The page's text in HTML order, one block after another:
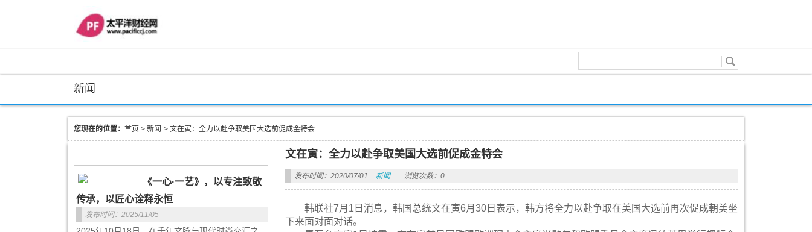
新闻
您现在的位置： 首页 > 新闻 > 文在寅：全力以赴争取美国大选前促成金特会
《一心·一艺》，以专注致敬
传承，以匠心诠释永恒
发布时间：2025/11/05
文在寅：全力以赴争取美国大选前促成金特会
发布时间：2020/07/01 新闻 浏览次数：0
韩联社7月1日消息，韩国总统文在寅6月30日表示，韩方将全力以赴争取在美国大选前再次促成朝美坐
下来面对面对话。